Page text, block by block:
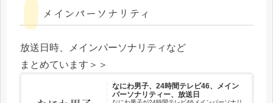
メインパーソナリティ
放送日時、メインパーソナリティなど
まとめています＞＞
なにわ男子、24時間テレビ46、メイン
パーソナリティー、放送日